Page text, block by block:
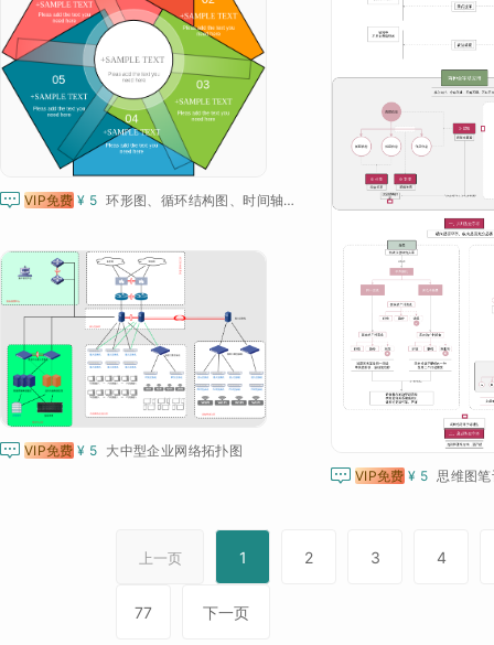
 VIP免费 ¥ 5
 VIP免费 ¥ 5 环形图、循环结构图、时间轴、流程图、循环图
 VIP免费 ¥ 5 大中型企业网络拓扑图
上一页 1 2 3 4
77 下一页